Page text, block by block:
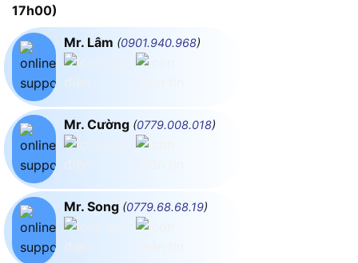
17h00)
Mr. Lâm (0901.940.968)
Mr. Cường (0779.008.018)
Mr. Song (0779.68.68.19)